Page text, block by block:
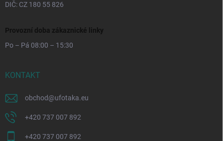
DIČ: CZ 180 55 826
Provozní doba zákaznické linky
Po – Pá 08:00 – 15:30
KONTAKT
obchod@ufotaka.eu
+420 737 007 892
+420 737 007 892